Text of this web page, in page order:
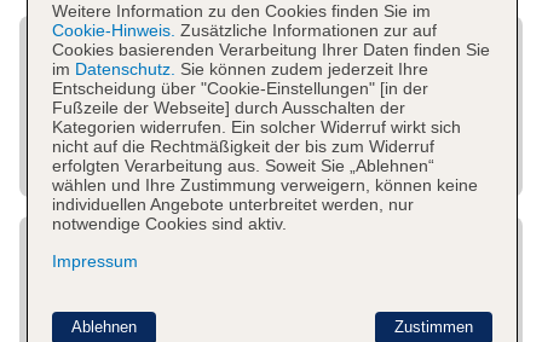
Weitere Information zu den Cookies finden Sie im
Cookie-Hinweis. Zusätzliche Informationen zur auf
Cookies basierenden Verarbeitung Ihrer Daten finden Sie
im Datenschutz. Sie können zudem jederzeit Ihre
Entscheidung über "Cookie-Einstellungen" [in der
Fußzeile der Webseite] durch Ausschalten der
Kategorien widerrufen. Ein solcher Widerruf wirkt sich
nicht auf die Rechtmäßigkeit der bis zum Widerruf
erfolgten Verarbeitung aus. Soweit Sie „Ablehnen“
wählen und Ihre Zustimmung verweigern, können keine
individuellen Angebote unterbreitet werden, nur
notwendige Cookies sind aktiv.
Impressum
Zustimmen
Ablehnen